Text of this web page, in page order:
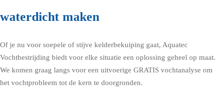
waterdicht maken
Of je nu voor soepele of stijve kelderbekuiping gaat, Aquatec
Vochtbestrijding biedt voor elke situatie een oplossing geheel op maat.
We komen graag langs voor een uitvoerige GRATIS vochtanalyse om
het vochtprobleem tot de kern te doorgronden.